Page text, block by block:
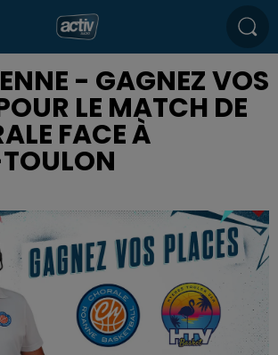
- GAGNEZ VOS
LE MATCH DE
FACE À